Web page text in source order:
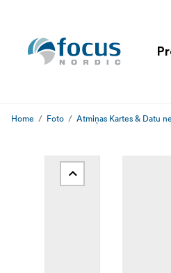
Home Foto Atmiņas Kartes & Datu